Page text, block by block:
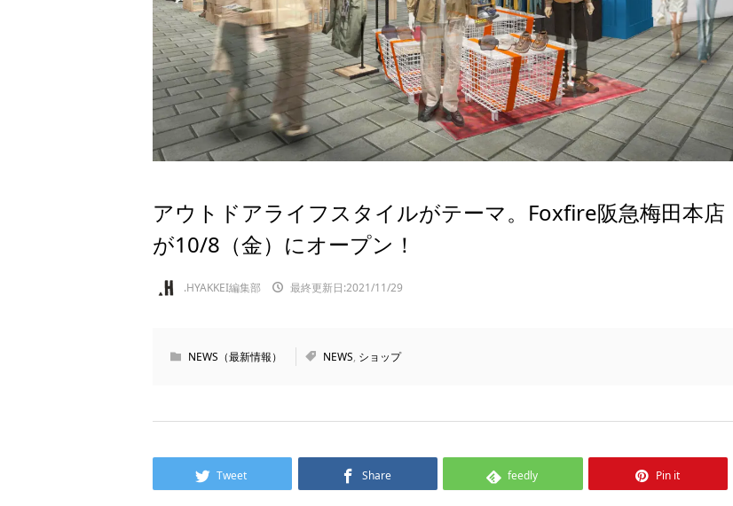
アウトドアライフスタイルがテーマ。Foxfire阪急梅田本店
が10/8（金）にオープン！
.HYAKKEI編集部 最終更新日:2021/11/29
NEWS（最新情報） NEWS, ショップ
Tweet Share feedly Pin it